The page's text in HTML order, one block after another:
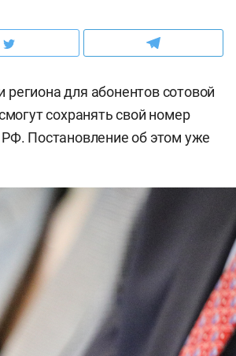
для абонентов сотовой
сохранять свой номер
Постановление об этом уже